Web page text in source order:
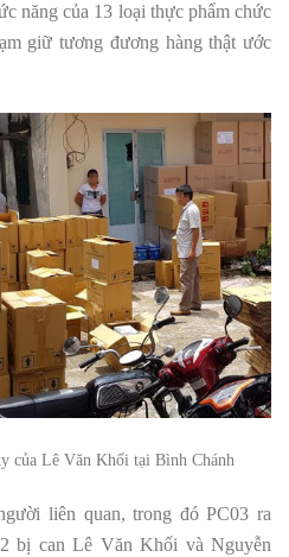
năng của 13 loại thực phẩm chức
giữ tương đương hàng thật ước
của Lê Văn Khối tại Bình Chánh
liên quan, trong đó PC03 ra
bị can Lê Văn Khối và Nguyễn